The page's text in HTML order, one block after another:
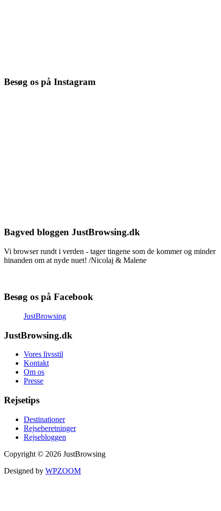
Besøg os på Instagram
Bagved bloggen JustBrowsing.dk
Vi browser rundt i verden - tager tingene som de kommer og minder
hinanden om at nyde nuet! /Nicolaj & Malene
Besøg os på Facebook
JustBrowsing
JustBrowsing.dk
Vores livsstil
Kontakt
Om os
Presse
Rejsetips
Destinationer
Rejseberetninger
Rejsebloggen
Copyright © 2026 JustBrowsing
Designed by WPZOOM